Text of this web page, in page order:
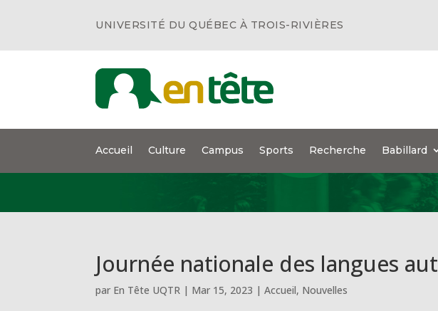
UNIVERSITÉ DU QUÉBEC À TROIS-RIVIÈRES
Accueil Culture Campus Sports Recherche Babillard
Journée nationale des langues
par En Tête UQTR | Mar 15, 2023 |Accueil, Nouvelles